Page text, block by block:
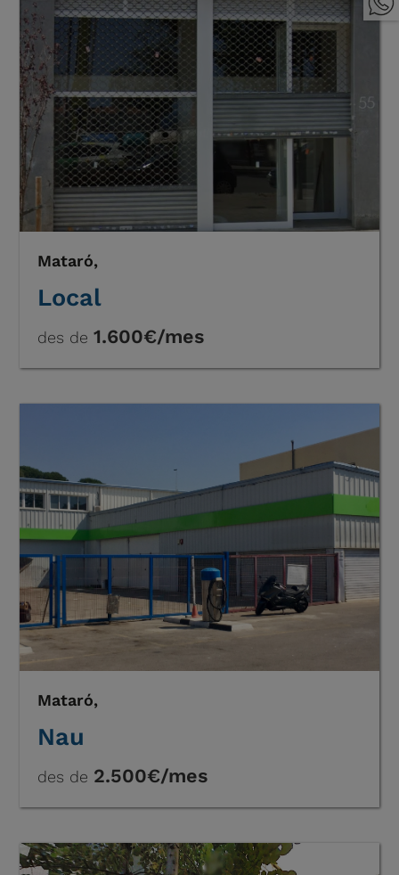
Mataró,
Local
des de1.600€/mes
Mataró,
Nau
des de 2.500€/mes